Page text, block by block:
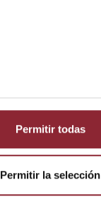
Permitir todas
Permitir la selección